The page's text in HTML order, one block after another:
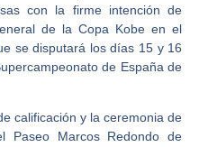
con la firme intención de
de la Copa Kobe en el
se disputará los días 15 y 16
de España de
calificación y la ceremonia de
Paseo Marcos Redondo de